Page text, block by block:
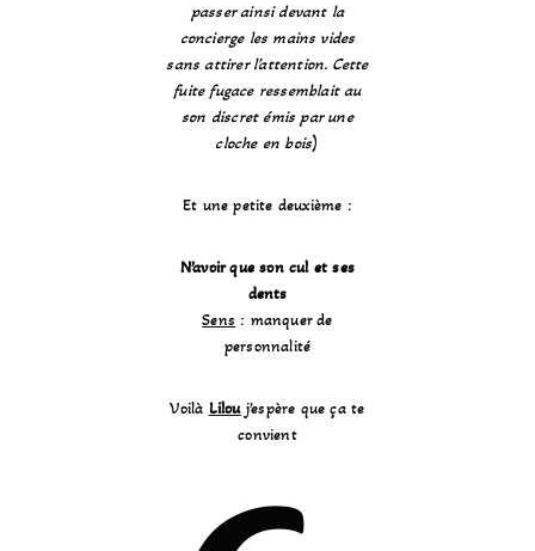
passer ainsi devant la
concierge les mains vides
sans attirer l’attention. Cette
fuite fugace ressemblait au
son discret émis par une
cloche en bois)
Et une petite deuxième :
N’avoir que son cul et ses
dents
Sens : manquer de
personnalité
Voilà Lilouj’espère que ça te
convient